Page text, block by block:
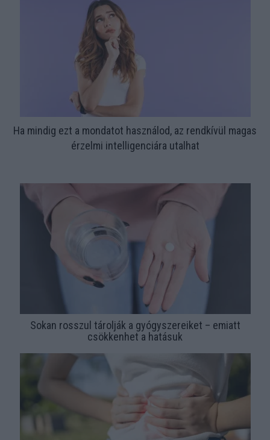
Ha mindig ezt a mondatot használod, az rendkívül magas
érzelmi intelligenciára utalhat
Sokan rosszul tárolják a gyógyszereiket – emiatt
csökkenhet a hatásuk